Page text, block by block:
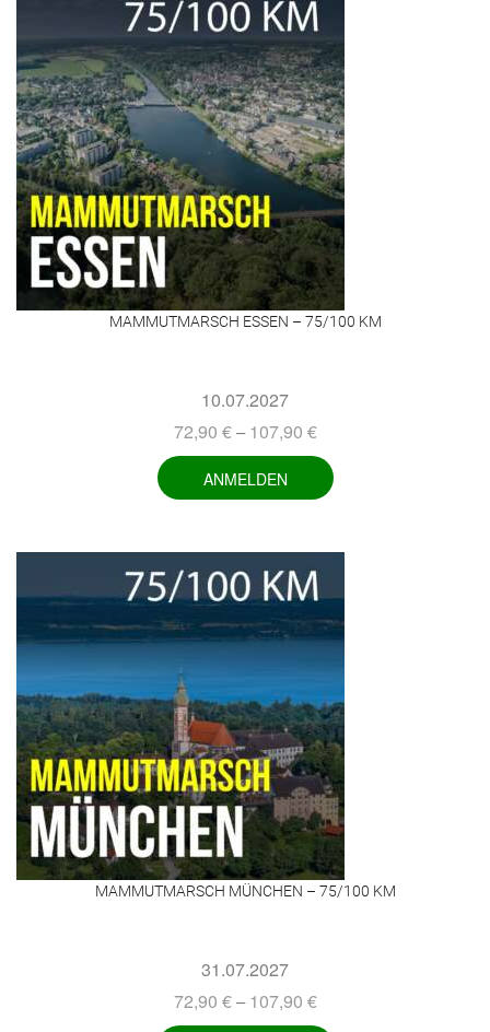
MAMMUTMARSCH ESSEN – 75/100 KM
10.07.2027
72,90 € –107,90 €
ANMELDEN
MAMMUTMARSCH MÜNCHEN – 75/100 KM
31.07.2027
72,90 € –107,90 €